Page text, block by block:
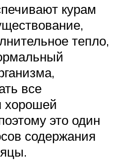
курам
тепло,
все
хорошей
это один
содержания